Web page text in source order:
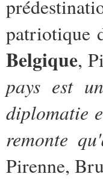
patriotique
Belgique,
pays est
diplomatie
remonte
Pirenne,